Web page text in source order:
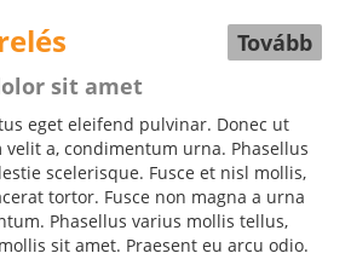
Tovább
sit amet
eget eleifend pulvinar. Donec ut
a, condimentum urna. Phasellus
scelerisque. Fusce et nisl mollis,
tortor. Fusce non magna a urna
Phasellus varius mollis tellus,
sit amet. Praesent eu arcu odio.